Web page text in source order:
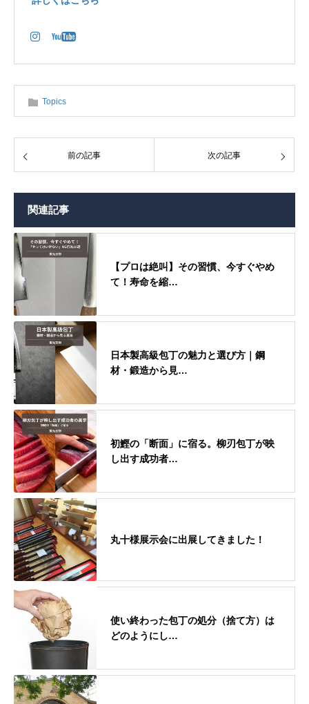
Topics
前の記事 次の記事
関連記事
【プロは絶叫】その習慣、今すぐやめ
て！寿命を縮…
日本製高級包丁の魅力と選び方｜鋼
材・鍛造から見…
初鰹の「断面」に宿る。柳刃包丁が映
し出す成功者…
丸十様展示会に出展してきました！
使い終わった包丁の処分（捨て方）は
どのようにし…